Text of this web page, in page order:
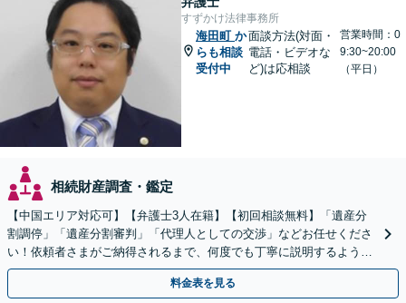
すずかけ法律事務所
海田町 か
らも相談
受付中
面談方法(対面・
電話・ビデオな
ど)は応相談
営業時間：0
9:30~20:00
（平日）
相続財産調査・鑑定
【中国エリア対応可】【弁護士3人在籍】【初回相談無料】「遺産分
割調停」「遺産分割審判」「代理人としての交渉」などお任せくださ
い！依頼者さまがご納得されるまで、何度でも丁寧に説明するよう心
掛けています【土日祝／夜間対応可】【当日／電話相談可】
料金表を見る